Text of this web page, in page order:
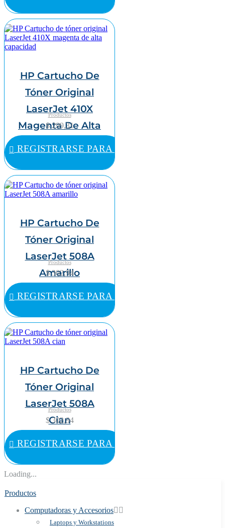
HP Cartucho De
Tóner Original
LaserJet 410X
Magenta De Alta
Productos
$ 299,31
REGISTRARSE PARA COMPRAR
HP Cartucho De
Tóner Original
LaserJet 508A
Amarillo
Productos
$ 302,94
REGISTRARSE PARA COMPRAR
HP Cartucho De
Tóner Original
LaserJet 508A
Cian
Productos
$ 302,94
REGISTRARSE PARA COMPRAR
Loading...
Productos
Computadoras y Accesorios
Laptops y Workstations